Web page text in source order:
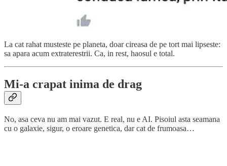
La cat rahat musteste pe planeta, doar cireasa de pe tort mai lipseste:
sa apara acum extraterestrii. Ca, in rest, haosul e total.
Mi-a crapat inima de drag
No, asa ceva nu am mai vazut. E real, nu e AI. Pisoiul asta seamana
cu o galaxie, sigur, o eroare genetica, dar cat de frumoasa…